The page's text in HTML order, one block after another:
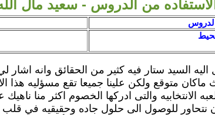
الاستفاده من الدروس - سعيد مال
اليه السيد ستار فيه كثير من الحقائق وانه
متوقع ولكن علينا جميعا تقع مسؤليه هذا
الانتخابيه والتى ادركها الخصوم اكثر منا
نتحاور للوصول الى حلول جاده وحقيقيه في قلب